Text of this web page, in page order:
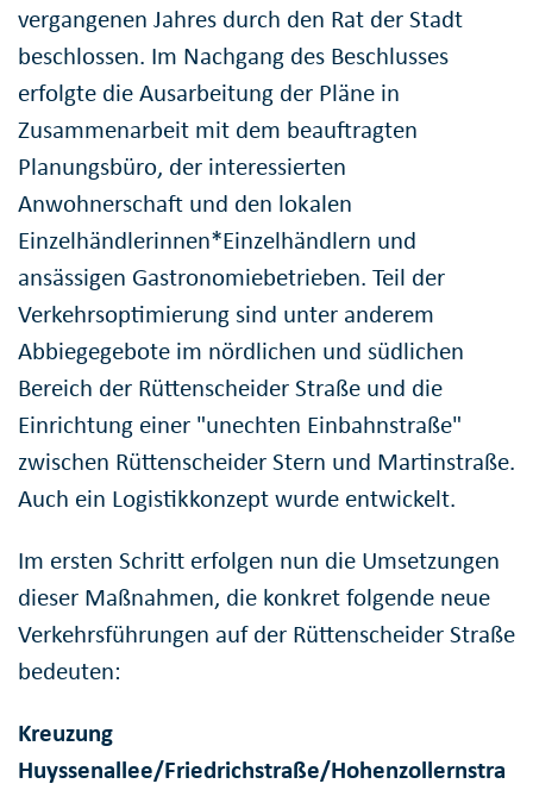
vergangenen Jahres durch den Rat der Stadt
beschlossen. Im Nachgang des Beschlusses
erfolgte die Ausarbeitung der Pläne in
Zusammenarbeit mit dem beauftragten
Planungsbüro, der interessierten
Anwohnerschaft und den lokalen
Einzelhändlerinnen*Einzelhändlern und
ansässigen Gastronomiebetrieben. Teil der
Verkehrsoptimierung sind unter anderem
Abbiegegebote im nördlichen und südlichen
Bereich der Rüttenscheider Straße und die
Einrichtung einer "unechten Einbahnstraße"
zwischen Rüttenscheider Stern und Martinstraße.
Auch ein Logistikkonzept wurde entwickelt.
Im ersten Schritt erfolgen nun die Umsetzungen
dieser Maßnahmen, die konkret folgende neue
Verkehrsführungen auf der Rüttenscheider Straße
bedeuten:
Kreuzung
Huyssenallee/Friedrichstraße/Hohenzollernstra